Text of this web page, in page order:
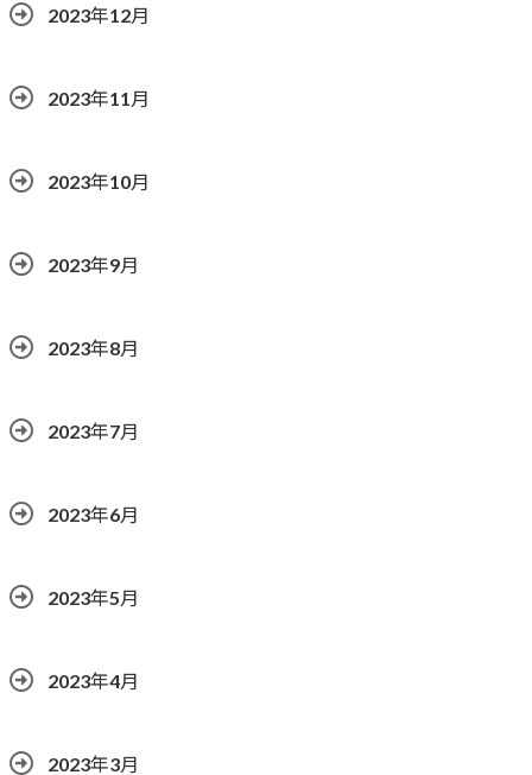
2023年12月
2023年11月
2023年10月
2023年9月
2023年8月
2023年7月
2023年6月
2023年5月
2023年4月
2023年3月